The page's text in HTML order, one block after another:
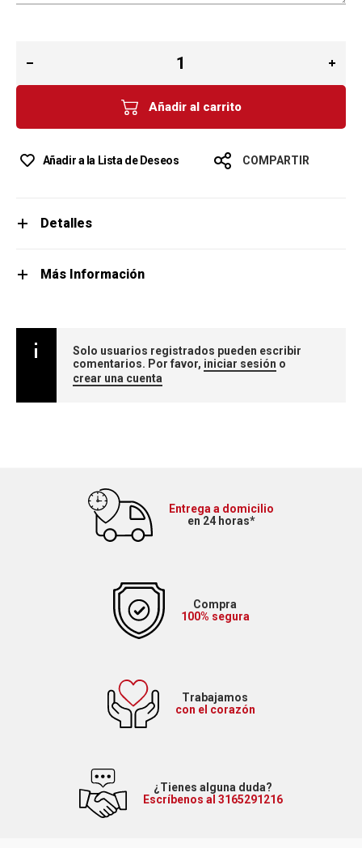
Añadir al carrito
Añadir a la Lista de Deseos COMPARTIR
Detalles
Más Información
Solo usuarios registrados pueden escribir
comentarios. Por favor, iniciar sesión o
crear una cuenta
Entrega a domicilio
en 24 horas*
Compra
100% segura
Trabajamos
con el corazón
¿Tienes alguna duda?
Escríbenos al 3165291216